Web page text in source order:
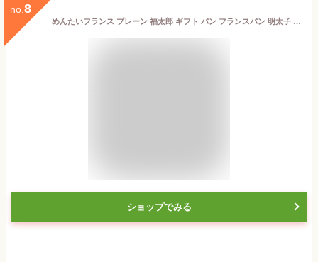
no. 8
めんたいフランス プレーン 福太郎 ギフト パン フランスパン 明太子 お土産 博多 福岡 福岡 母の日 卒業祝い 合格祝い 入学祝い 春ギフト 送別会 退職祝い 就職祝い お花見 ピクニック
ショップでみる